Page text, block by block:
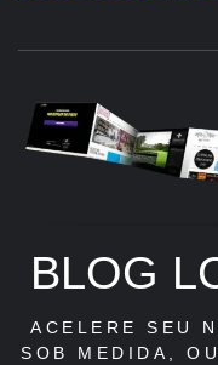
BLOG
ACELERE SEU
SOB MEDIDA,